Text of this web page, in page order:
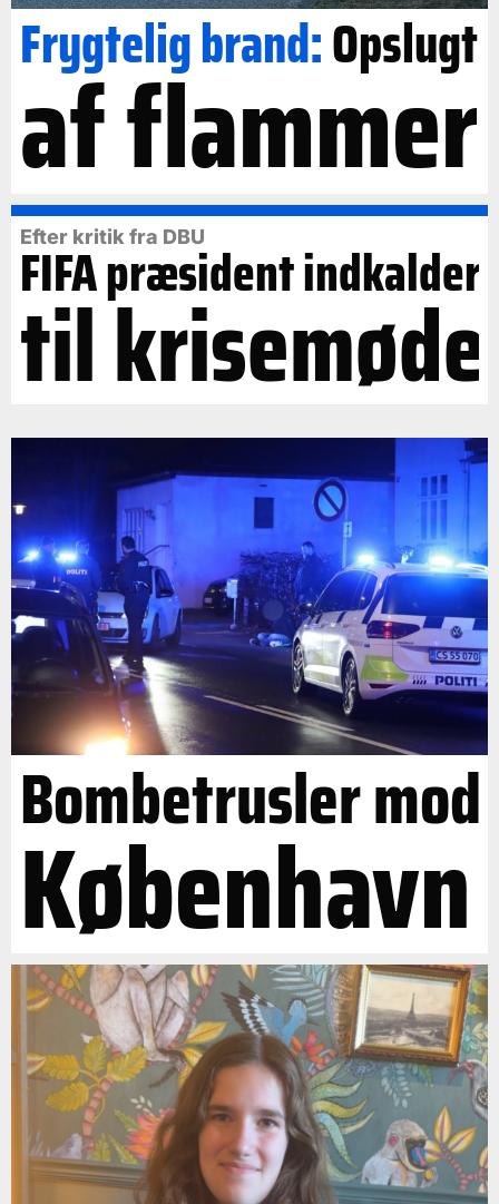
Frygtelig brand:Opslugt
af flammer
Efter kritik fra DBU
FIFA præsident indkalder
til krisemøde
Bombetrusler mod
København